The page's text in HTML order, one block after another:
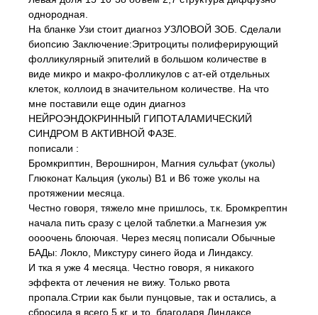
однородная.
На бланке Узи стоит диагноз УЗЛОВОЙ ЗОБ. Сделали
биопсию Заключение:Эритроциты полиферирующий
фолликулярный эпителий в большом количестве в
виде микро и макро-фолликулов с ат-ей отдельных
клеток, коллоид в значительном количестве. На что
мне поставили еще один диагноз
НЕЙРОЭНДОКРИННЫЙ ГИПОТАЛАМИЧЕСКИЙ
СИНДРОМ В АКТИВНОЙ ФАЗЕ.
пописали :
Бромкриптин, Верошнирон, Магния сульфат (уколы)
Глюконат Кальция (уколы) В1 и В6 тоже уколы на
протяжении месяца.
Честно говоря, тяжело мне пришлось, т.к. Бромкрептин
начала пить сразу с целой таблетки.а Магнезия уж
оооочень блоючая. Через месяц пописали Обычные
БАДы: Локло, Микстуру синего йода и Линдаксу.
И тка я уже 4 месяца. Честно говоря, я никакого
эффекта от лечения не вижу. Только рвота
пропала.Стрии как были пунцовые, так и остались, а
сбросила я всего 5 кг. и то, благодаря Линдаксе